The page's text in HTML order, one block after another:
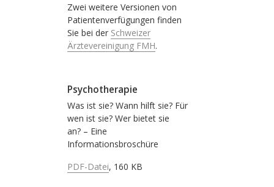
Zwei weitere Versionen von
Patientenverfügungen finden
Sie bei der Schweizer
Ärztevereinigung FMH.
Psychotherapie
Was ist sie? Wann hilft sie? Für
wen ist sie? Wer bietet sie
an? – Eine
Informationsbroschüre
PDF-Datei, 160 KB